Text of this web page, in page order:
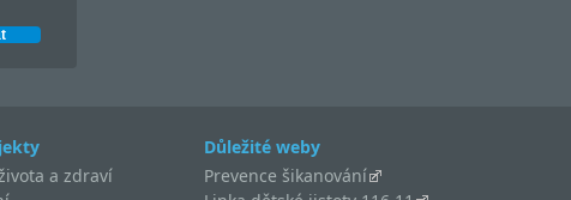
a zdraví
Důležité weby
Prevence šikanování